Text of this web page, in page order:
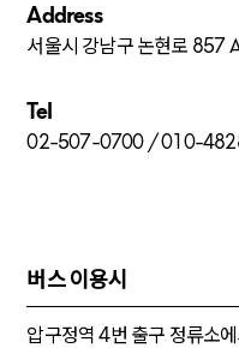
Address
서울시 강남구 논현로 857
Tel
02-507-0700 / 010-
버스 이용시
압구정역 4번 출구 정류소